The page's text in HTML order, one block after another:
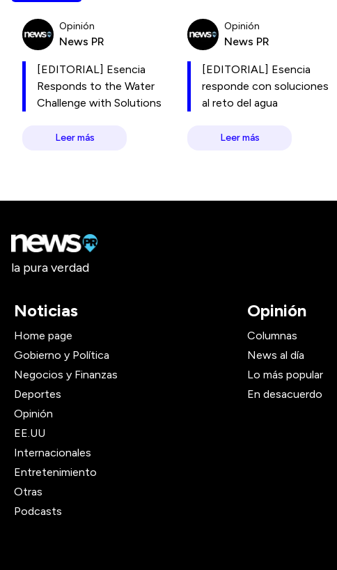
Opinión
News PR
[EDITORIAL] Esencia
Responds to the Water
Challenge with Solutions
Leer más
Opinión
News PR
[EDITORIAL] Esencia
responde con soluciones
al reto del agua
Leer más
la pura verdad
Noticias
Home page
Gobierno y Política
Negocios y Finanzas
Deportes
Opinión
EE.UU
Internacionales
Entretenimiento
Otras
Podcasts
Opinión
Columnas
News al día
Lo más popular
En desacuerdo